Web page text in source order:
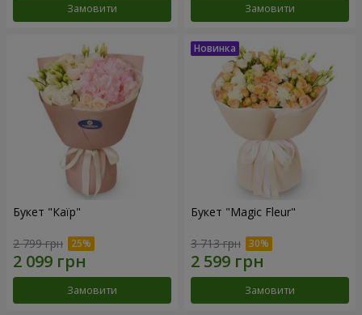
Замовити Замовити
Букет "Каїр"
2 799 грн
Замовити
Букет "Magic Fleur"
3 713 грн
Замовити